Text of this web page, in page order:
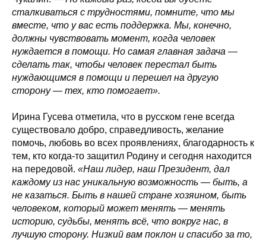
сталкиваться с трудностями, помните, что мы
вместе, что у вас есть поддержка. Мы, конечно,
должны чувствовать момент, когда человек
нуждается в помощи. Но самая главная задача —
сделать так, чтобы человек перестал быть
нуждающимся в помощи и перешел на другую
сторону — тех, кто помогает».
Ирина Гусева отметила, что в русском гене всегда
существовало добро, справедливость, желание
помочь, любовь во всех проявлениях, благодарность к
тем, кто когда-то защитил Родину и сегодня находится
на передовой. «Наш лидер, наш Президент, дал
каждому из нас уникальную возможность — быть, а
не казаться. Быть в нашей стране хозяином, быть
человеком, который может менять — менять
историю, судьбы, менять всё, что вокруг нас, в
лучшую сторону. Низкий вам поклон и спасибо за то,